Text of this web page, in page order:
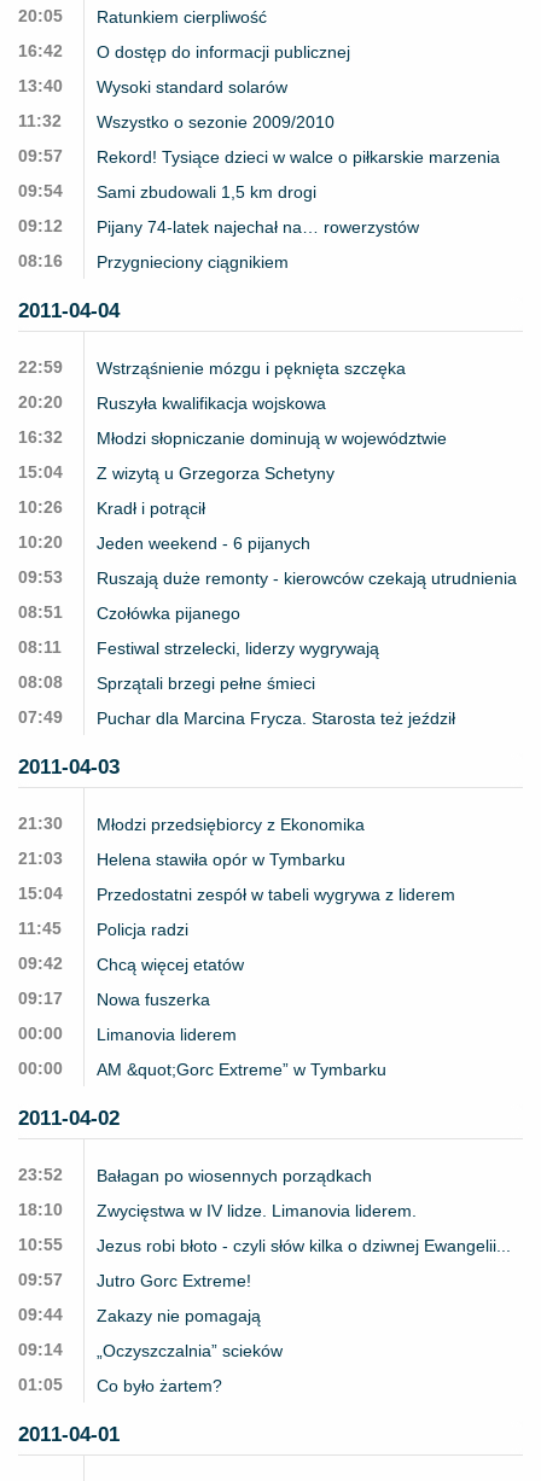
20:05
Ratunkiem cierpliwość
16:42
O dostęp do informacji publicznej
13:40
Wysoki standard solarów
11:32
Wszystko o sezonie 2009/2010
09:57
Rekord! Tysiące dzieci w walce o piłkarskie marzenia
09:54
Sami zbudowali 1,5 km drogi
09:12
Pijany 74-latek najechał na… rowerzystów
08:16
Przygnieciony ciągnikiem
2011-04-04
22:59
Wstrząśnienie mózgu i pęknięta szczęka
20:20
Ruszyła kwalifikacja wojskowa
16:32
Młodzi słopniczanie dominują w województwie
15:04
Z wizytą u Grzegorza Schetyny
10:26
Kradł i potrącił
10:20
Jeden weekend - 6 pijanych
09:53
Ruszają duże remonty - kierowców czekają utrudnienia
08:51
Czołówka pijanego
08:11
Festiwal strzelecki, liderzy wygrywają
08:08
Sprzątali brzegi pełne śmieci
07:49
Puchar dla Marcina Frycza. Starosta też jeździł
2011-04-03
21:30
Młodzi przedsiębiorcy z Ekonomika
21:03
Helena stawiła opór w Tymbarku
15:04
Przedostatni zespół w tabeli wygrywa z liderem
11:45
Policja radzi
09:42
Chcą więcej etatów
09:17
Nowa fuszerka
00:00
Limanovia liderem
00:00
AM &quot;Gorc Extreme” w Tymbarku
2011-04-02
23:52
Bałagan po wiosennych porządkach
18:10
Zwycięstwa w IV lidze. Limanovia liderem.
10:55
Jezus robi błoto - czyli słów kilka o dziwnej Ewangelii...
09:57
Jutro Gorc Extreme!
09:44
Zakazy nie pomagają
09:14
„Oczyszczalnia” scieków
01:05
Co było żartem?
2011-04-01